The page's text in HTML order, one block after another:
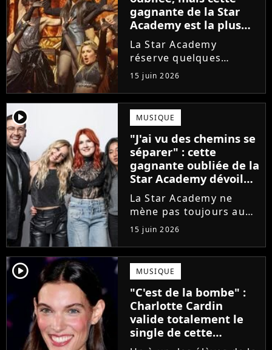
gagnante de la Star
Academy est la plus
écoutée de l'histoire
de l'émission !
La Star Academy
réserve quelques
surprises. Cette
gagnante totalement
oubliée de l'émission
est aujourd'hui plus
écoutée en streaming
que Jenifer et Nolwenn
Leroy !
15 juin 2026
player2 MUSIQUE
"J'ai vu des chemins se
séparer" : cette
gagnante oubliée de la
Star Academy dévoile
l'envers du décor du
métier
La Star Academy ne
mène pas toujours au
succès. Après l'échec de
son premier album,
Anisha Jo, gagnante de
la Star Academy 2022, a
vu beaucoup de portes
se fermer. Sur
Instagram, elle...
15 juin 2026
player2 MUSIQUE
"C'est de la bombe" :
Charlotte Cardin
valide totalement le
single de cette
ancienne élève de la